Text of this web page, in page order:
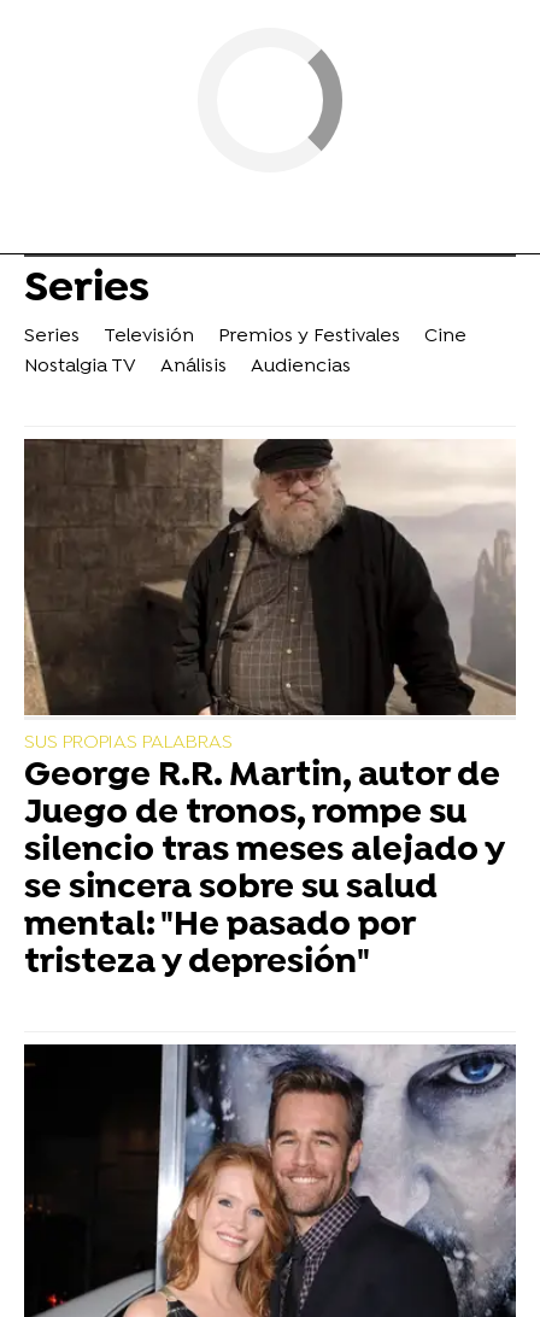
Series
Series Televisión Premios y Festivales
Cine
Nostalgia TV
Análisis Audiencias
SUS PROPIAS PALABRAS
George R.R. Martin, autor de
Juego de tronos, rompe su
silencio tras meses alejado y
se sincera sobre su salud
mental: "He pasado por
tristeza y depresión"